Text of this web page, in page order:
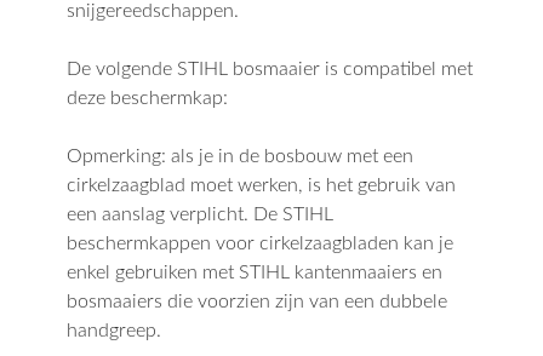
snijgereedschappen.
De volgende STIHL bosmaaier is compatibel met
deze beschermkap:
Opmerking: als je in de bosbouw met een
cirkelzaagblad moet werken, is het gebruik van
een aanslag verplicht. De STIHL
beschermkappen voor cirkelzaagbladen kan je
enkel gebruiken met STIHL kantenmaaiers en
bosmaaiers die voorzien zijn van een dubbele
handgreep.